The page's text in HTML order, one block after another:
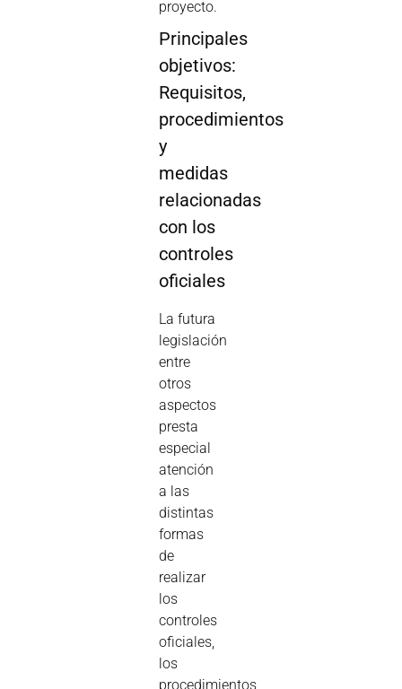
proyecto.
Principales
objetivos:
Requisitos,
procedimientos
y
medidas
relacionadas
con los
controles
oficiales
La futura
legislación
entre
otros
aspectos
presta
especial
atención
a las
distintas
formas
de
realizar
los
controles
oficiales,
los
procedimientos